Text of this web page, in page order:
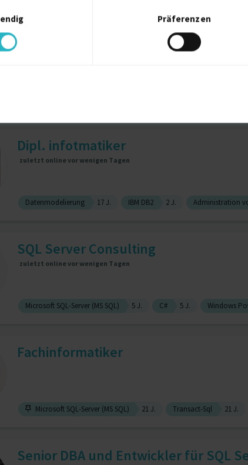
Präferenzen
Senior Cobol und RPG-Entwickler und
Dipl. infotmatiker
zuletzt online vor wenigen Tagen
Datenmodelierung 17 J. IBM DB2 2 J. Administration
SQL Server Consulting
zuletzt online vor wenigen Tagen
Microsoft SQL-Server (MS SQL) 5 J. C# 5 J. Windows
Fachinformatiker
Microsoft SQL-Server (MS SQL) 21 J. Transact-Sql 21 J.
Senior DBA und Entwickler für SQL